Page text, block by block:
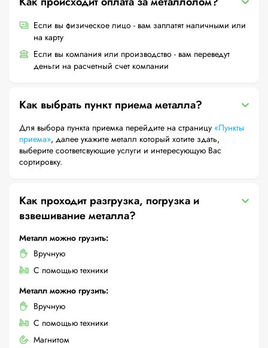
Если вы физическое лицо - вам заплатят наличными или
на карту
Если вы компания или производство - вам переведут
деньги на расчетный счет компании
Как выбрать пункт приема металла?
Для выбора пункта приемка перейдите на страницу «Пункты
приема», далее укажите металл который хотите здать,
выберите соответсвующие услуги и интересующую Вас
сортировку.
Как проходит разгрузка, погрузка и
взвешивание металла?
Металл можно грузить:
Вручную
С помощью техники
Металл можно грузить:
Вручную
С помощью техники
Магнитом